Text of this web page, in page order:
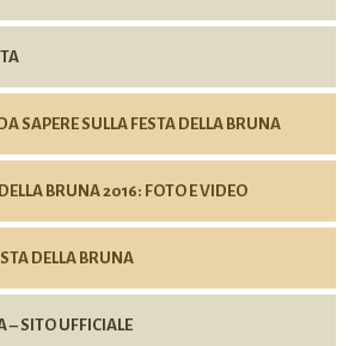
SAPERE SULLA FESTA DELLA BRUNA
BRUNA 2016: FOTO E VIDEO
DELLA BRUNA
– SITO UFFICIALE